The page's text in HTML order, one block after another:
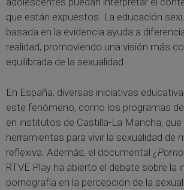
que están expuestos. La educación
basada en la evidencia ayuda a
realidad, promoviendo una visión más
equilibrada de la sexualidad.
En España, diversas iniciativas
este fenómeno, como los programas
en institutos de Castilla-La Mancha,
herramientas para vivir la sexualidad de
reflexiva. Además, el documental
RTVE Play ha abierto el debate sobre la
pornografía en la percepción de la